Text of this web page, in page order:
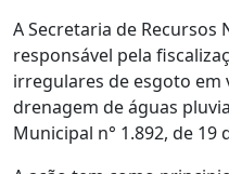
A Secretaria de Recursos
responsável pela
irregulares de esgoto em
drenagem de águas
Municipal n° 1.892, de 19